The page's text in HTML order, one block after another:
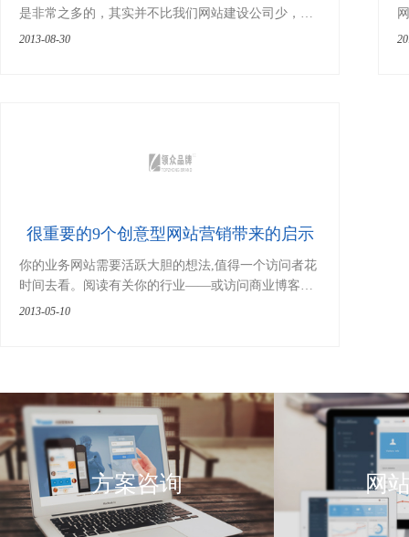
是非常之多的，其实并不比我们网站建设公司少，最
近有个做装修的朋友问我怎么在网络上去推广他的装
2013-08-30
很重要的9个创意型网站营销带来的启示
你的业务网站需要活跃大胆的想法,值得一个访问者花
时间去看。阅读有关你的行业——或访问商业博客
——有时并不足以启发或帮助产生想法。 如果你觉得
2013-05-10
方案咨询 网